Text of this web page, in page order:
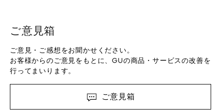
ご意見箱
ご意見・ご感想をお聞かせください。
お客様からのご意見をもとに、GUの商品・サービスの改善を
行ってまいります。
ご意見箱